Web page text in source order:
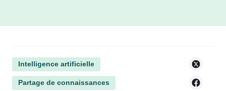
Intelligence artificielle
Partage de connaissances